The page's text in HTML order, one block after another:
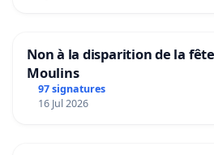
Non à la disparition de la
Moulins
97 signatures
16 Jul 2026